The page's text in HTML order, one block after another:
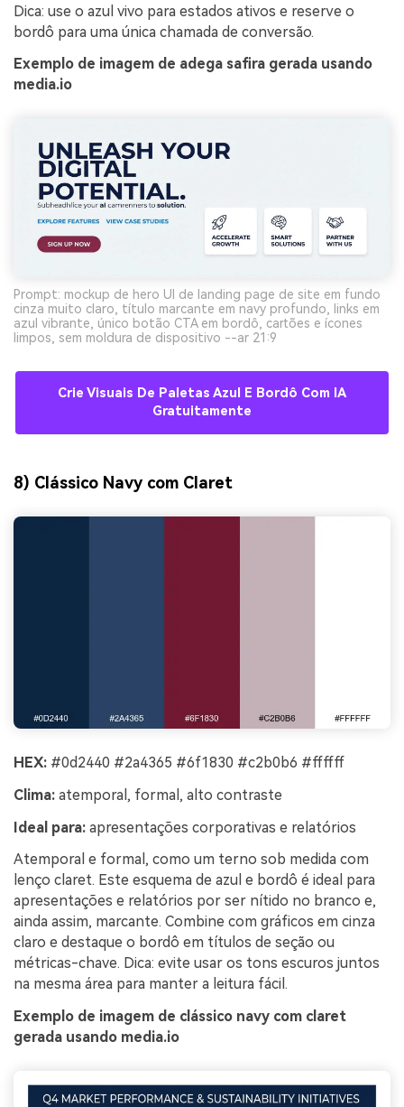
Dica: use o azul vivo para estados ativos e reserve o
bordô para uma única chamada de conversão.
Exemplo de imagem de adega safira gerada usando
media.io
Prompt: mockup de hero UI de landing page de site em fundo
cinza muito claro, título marcante em navy profundo, links em
azul vibrante, único botão CTA em bordô, cartões e ícones
limpos, sem moldura de dispositivo --ar 21:9
Crie Visuais De Paletas Azul E Bordô Com IA
Gratuitamente
8) Clássico Navy com Claret
HEX: #0d2440 #2a4365 #6f1830 #c2b0b6 #ffffff
Clima: atemporal, formal, alto contraste
Ideal para: apresentações corporativas e relatórios
Atemporal e formal, como um terno sob medida com
lenço claret. Este esquema de azul e bordô é ideal para
apresentações e relatórios por ser nítido no branco e,
ainda assim, marcante. Combine com gráficos em cinza
claro e destaque o bordô em títulos de seção ou
métricas-chave. Dica: evite usar os tons escuros juntos
na mesma área para manter a leitura fácil.
Exemplo de imagem de clássico navy com claret
gerada usando media.io